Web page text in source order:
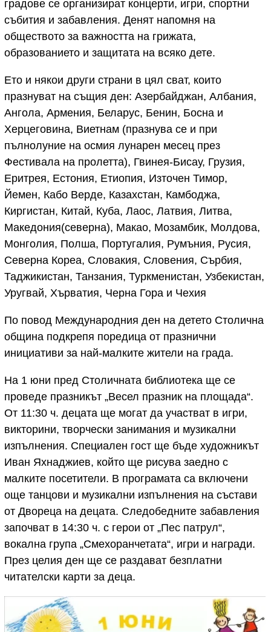
градове се организират концерти, игри, спортни
събития и забавления. Денят напомня на
обществото за важността на грижата,
образованието и защитата на всяко дете.
Ето и някои други страни в цял сват, които
празнуват на същия ден: Азербайджан, Албания,
Ангола, Армения, Беларус, Бенин, Босна и
Херцеговина, Виетнам (празнува се и при
пълнолуние на осмия лунарен месец през
Фестивала на пролетта), Гвинея-Бисау, Грузия,
Еритрея, Естония, Етиопия, Източен Тимор,
Йемен, Кабо Верде, Казахстан, Камбоджа,
Киргистан, Китай, Куба, Лаос, Латвия, Литва,
Македония(северна), Макао, Мозамбик, Молдова,
Монголия, Полша, Португалия, Румъния, Русия,
Северна Кореа, Словакия, Словения, Сърбия,
Таджикистан, Танзания, Туркменистан, Узбекистан,
Уругвай, Хърватия, Черна Гора и Чехия
По повод Международния ден на детето Столична
община подкрепя поредица от празнични
инициативи за най-малките жители на града.
На 1 юни пред Столичната библиотека ще се
проведе празникът „Весел празник на площада“.
От 11:30 ч. децата ще могат да участват в игри,
викторини, творчески занимания и музикални
изпълнения. Специален гост ще бъде художникът
Иван Яхнаджиев, който ще рисува заедно с
малките посетители. В програмата са включени
още танцови и музикални изпълнения на състави
от Двореца на децата. Следобедните забавления
започват в 14:30 ч. с герои от „Пес патрул“,
вокална група „Смехоранчетата“, игри и награди.
През целия ден ще се раздават безплатни
читателски карти за деца.